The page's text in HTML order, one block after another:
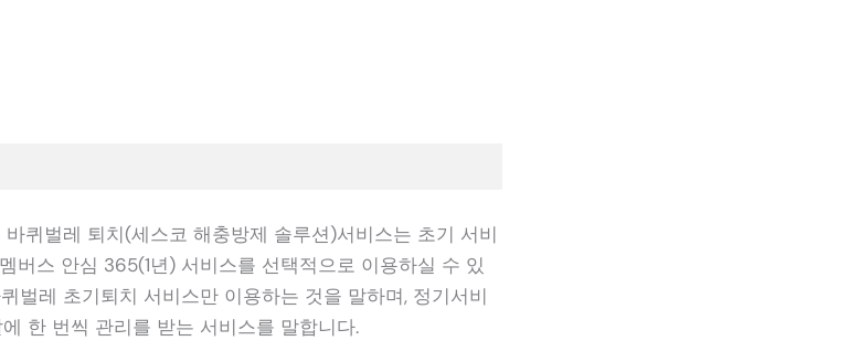
퀴벌레 퇴치(세스코 해충방제 솔루션)서비스는 초기 서비
버스 안심 365(1년) 서비스를 선택적으로 이용하실 수 있
벌레 초기퇴치 서비스만 이용하는 것을 말하며, 정기서비
한 번씩 관리를 받는 서비스를 말합니다.